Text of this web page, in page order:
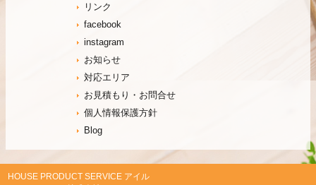
リンク
facebook
instagram
お知らせ
対応エリア
お見積もり・お問合せ
個人情報保護方針
Blog
HOUSE PRODUCT SERVICE アイル